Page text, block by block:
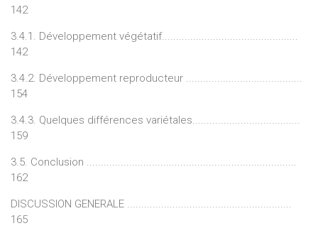
142
3.4.1. Développement végétatif................................................
142
3.4.2. Développement reproducteur .........................................
154
3.4.3. Quelques différences variétales......................................
159
3.5. Conclusion ..........................................................................
162
DISCUSSION GENERALE ..........................................................
165